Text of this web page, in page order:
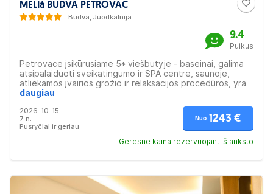
MELIá BUDVA PETROVAC
Budva, Juodkalnija
9.4
Puikus
Petrovace įsikūrusiame 5* viešbutyje - baseinai, galima
atsipalaiduoti sveikatingumo ir SPA centre, saunoje,
atliekamos įvairios grožio ir relaksacijos procedūros, yra
restoranas, kuriame svečių akivaizdoje ruošiamas maistas
kurias siūlo viešbutis. Tinka poilsiui šeimoms - įvairios
pramogos vaikams, tinka poroms ar didesnėms žmonių
grupėms. Šiuolaikiškai dekoruotuose kambariuose - visi
patogumai, su terasomis, balkonais ar sūkurinėm voniom ir
daugiau
2026-10-15
7 n.
Pusryčiai ir geriau
Nuo 1243 €
Geresnė kaina rezervuojant iš anksto